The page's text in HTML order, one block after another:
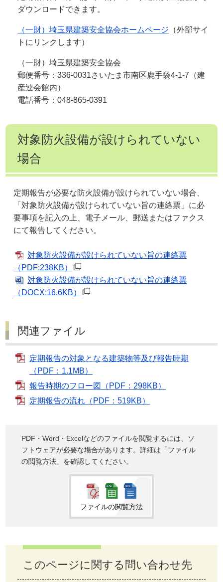
ダウンロードできます。
（一財）埼玉県建築安全協会ホームページ （外部サイ
トにリンクします）
（一財）埼玉県建築安全協会
郵便番号：336-0031さいたま市南区鹿手袋4-1-7（建
産連会館内）
電話番号：048-865-0391
対象防火設備が設けられていない
場合
定期報告が必要な防火設備が設けられていない場合、
「対象防火設備が設けられていない旨の連絡票」に必
要事項を記入の上、電子メール、郵送またはファクス
にて報告してください。
対象防火設備が設けられていない旨の連絡票
（PDF:238KB）
対象防火設備が設けられていない旨の連絡票
（DOCX:16.6KB）
関連ファイル
定期報告の対象となる建築物等及び報告時期
（PDF：1.1MB）
報告時期のフロー図（PDF：298KB）
定期報告の流れ（PDF：519KB）
PDF・Word・Excelなどのファイルを閲覧するには、ソ
フトウェアが必要な場合があります。詳細は「ファイル
の閲覧方法」を確認してください。
ファイルの閲覧方法
このページに関する問い合わせ先